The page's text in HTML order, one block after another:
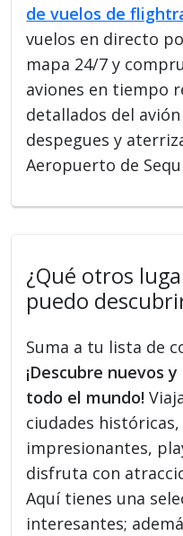
de vuelos de
vuelos en directo
mapa 24/7 y
aviones en tiempo
detallados del
despegues y
Aeropuerto de
¿Qué otros
puedo
Suma a tu lista de
¡Descubre nuevos
todo el mundo!
ciudades
impresionantes,
disfruta con
Aquí tienes una
interesantes;